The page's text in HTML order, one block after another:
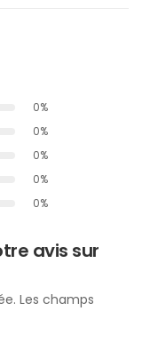
0%
0%
0%
0%
0%
avis sur
Les champs